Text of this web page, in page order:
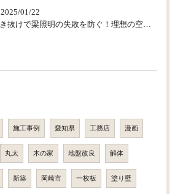
2025/01/22
吹き抜けで梁照明の失敗を防ぐ！理想の空間を実現する照明計画
施工事例 愛知県 工務店 漫画
丸太 木の家 地盤改良 解体
新築 岡崎市 一枚板 塗り壁